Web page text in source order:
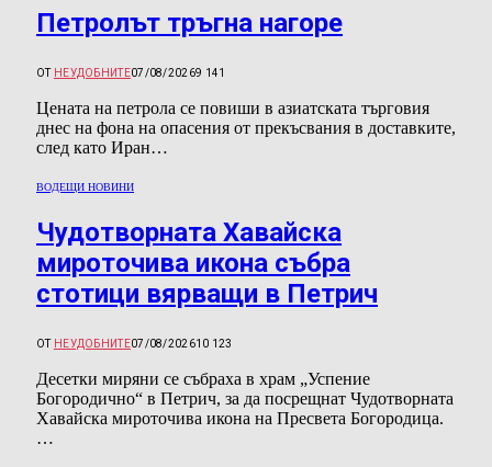
Петролът тръгна нагоре
ОТ НЕУДОБНИТЕ07/08/20269 141
Цената на петрола се повиши в азиатската търговия
днес на фона на опасения от прекъсвания в доставките,
след като Иран…
ВОДЕЩИ НОВИНИ
Чудотворната Хавайска
мироточива икона събра
стотици вярващи в Петрич
ОТ НЕУДОБНИТЕ07/08/202610 123
Десетки миряни се събраха в храм „Успение
Богородично“ в Петрич, за да посрещнат Чудотворната
Хавайска мироточива икона на Пресвета Богородица.
…